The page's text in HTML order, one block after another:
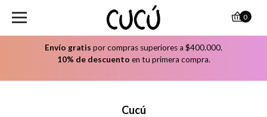
Envío gratis por compras superiores a $400.000.
10% de descuento en tu primera compra.
0
Cucú